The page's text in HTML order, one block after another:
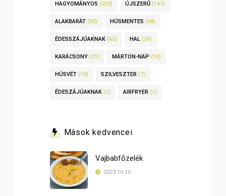
HAGYOMÁNYOS (205) ÚJSZERŰ (147)
ALAKBARÁT (82) HÚSMENTES (68)
ÉDESSZÁJÚAKNAK (65) HAL (24)
KARÁCSONY (21) MÁRTON-NAP (10)
HÚSVÉT (10) SZILVESZTER (7)
ÉDESZÁJÚAKNAK (1) AIRFRYER (1)
Mások kedvencei
Vajbabfőzelék
2023.10.15.